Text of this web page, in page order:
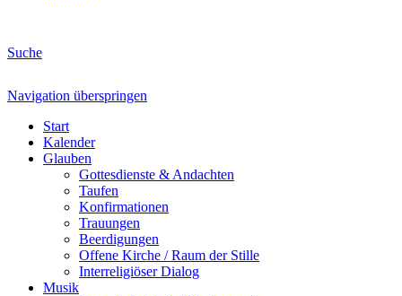
Suche
Navigation überspringen
Start
Kalender
Glauben
Gottesdienste & Andachten
Taufen
Konfirmationen
Trauungen
Beerdigungen
Offene Kirche / Raum der Stille
Interreligiöser Dialog
Musik